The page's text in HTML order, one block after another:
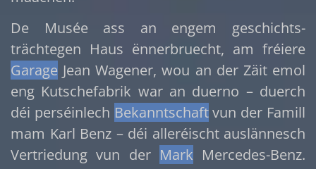
De Musée ass an engem geschichts­
trächtegen Haus ënnerbruecht, am fréiere
Garage Jean Wagener, wou an der Zäit emol
eng Kutschefabrik war an duerno – duerch
déi perséinlech Bekanntschaftvun der Famill
mam Karl Benz – déi alleréischt auslännesch
Vertriedung vun der Mark Mercedes-Benz.